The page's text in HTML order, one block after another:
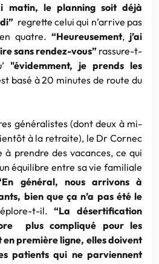
matin, le planning soit déjà
regrette celui qui n’arrive pas
quatre.“Heureusement, j’ai
sans rendez-vous” rassure-t-
"évidemment, je prends les
basé à 20 minutes de route du
généralistes (dont deux à mi-
à la retraite), le Dr Cornec
prendre des vacances, ce qui
équilibre entre sa vie familiale
général, nous arrivons à
bien que ça n’a pas été le
t-il. “La désertification
plus compliqué pour les
en première ligne, elles doivent
patients qui ne parviennent